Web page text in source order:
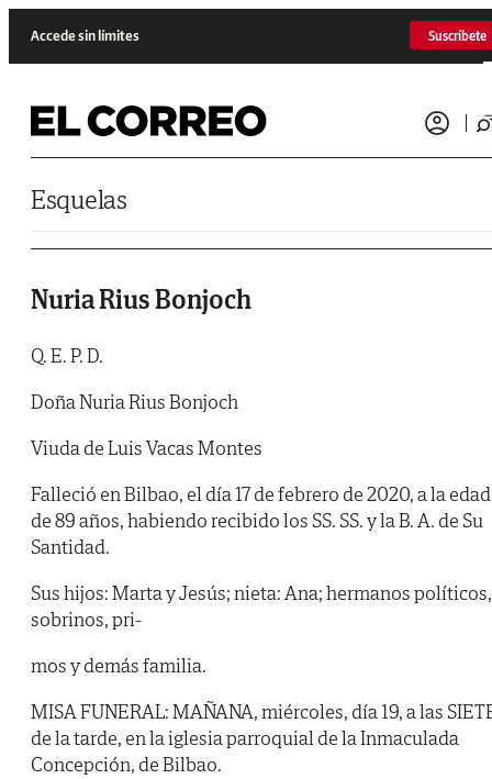
Accede sin límites Suscríbete
Esquelas
Nuria Rius Bonjoch
Q. E. P. D.
Doña Nuria Rius Bonjoch
Viuda de Luis Vacas Montes
Falleció en Bilbao, el día 17 de febrero de 2020, a la edad
de 89 años, habiendo recibido los SS. SS. y la B. A. de Su
Santidad.
Sus hijos: Marta y Jesús; nieta: Ana; hermanos políticos,
sobrinos, pri-
mos y demás familia.
MISA FUNERAL: MAÑANA, miércoles, día 19, a las
de la tarde, en la iglesia parroquial de la Inmaculada
Concepción, de Bilbao.